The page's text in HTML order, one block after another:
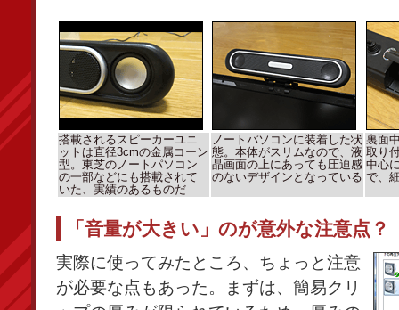
搭載されるスピーカーユニ
ットは直径3cmの金属コーン
型。東芝のノートパソコン
の一部などにも搭載されて
いた、実績のあるものだ
ノートパソコンに装着した状
態。本体がスリムなので、液
晶画面の上にあっても圧迫感
のないデザインとなっている
裏面
取り
中心
で、
「音量が大きい」のが意外な注意点？
実際に使ってみたところ、ちょっと注意
が必要な点もあった。まずは、簡易クリ